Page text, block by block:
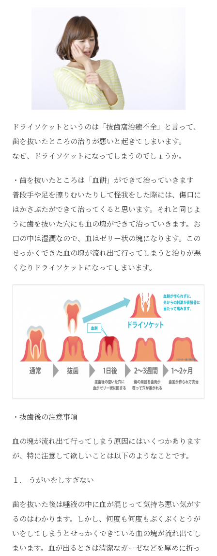
ドライソケットというのは「抜歯窩治癒不全」と言って、
歯を抜いたところの治りが悪いと起きてしまいます。
なぜ、ドライソケットになってしまうのでしょうか。
・歯を抜いたところは「血餅」ができて治っていきます
普段手や足を擦りむいたりして怪我をした際には、傷口に
はかさぶたができて治ってくると思います。それと同じよ
うに歯を抜いた穴にも血の塊ができて治っていきます。お
口の中は湿潤なので、血はゼリー状の塊になります。この
せっかくできた血の塊が流れ出て行ってしまうと治りが悪
くなりドライソケットになってしまいます。
・抜歯後の注意事項
血の塊が流れ出て行ってしまう原因にはいくつかあります
が、特に注意して欲しいことは以下のようなことです。
１． うがいをしすぎない
歯を抜いた後は唾液の中に血が混じって気持ち悪い気がす
るのはわかります。しかし、何度も何度もぶくぶくとうが
いをしてしまうとせっかくできている血の塊が流れ出てし
まいます。血が出るときは清潔なガーゼなどを厚めに折っ